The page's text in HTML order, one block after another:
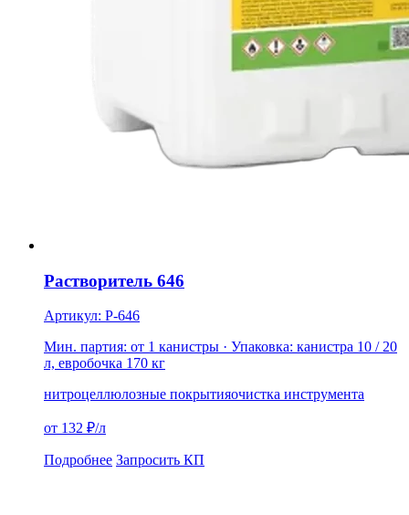
Растворитель 646
Артикул: Р-646
Мин. партия: от 1 канистры · Упаковка: канистра 10 / 20
л, евробочка 170 кг
нитроцеллюлозные покрытияочистка инструмента
от 132 ₽/л
Подробнее Запросить КП